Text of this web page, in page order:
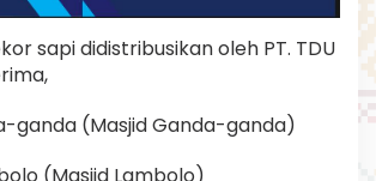
sapi didistribusikan oleh PT. TDU
ganda (Masjid Ganda-ganda)
(Masjid Lambolo)